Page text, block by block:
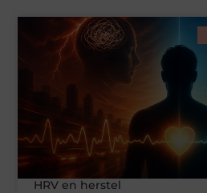
HRV en herstel